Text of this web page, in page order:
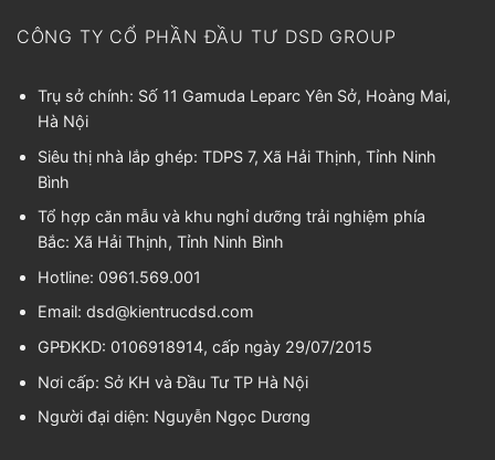
CÔNG TY CỔ PHẦN ĐẦU TƯ DSD GROUP
Trụ sở chính: Số 11 Gamuda Leparc Yên Sở, Hoàng Mai,
Hà Nội
Siêu thị nhà lắp ghép: TDPS 7, Xã Hải Thịnh, Tỉnh Ninh
Bình
Tổ hợp căn mẫu và khu nghỉ dưỡng trải nghiệm phía
Bắc: Xã Hải Thịnh, Tỉnh Ninh Bình
Hotline: 0961.569.001
Email: dsd@kientrucdsd.com
GPĐKKD: 0106918914, cấp ngày 29/07/2015
Nơi cấp: Sở KH và Đầu Tư TP Hà Nội
Người đại diện: Nguyễn Ngọc Dương